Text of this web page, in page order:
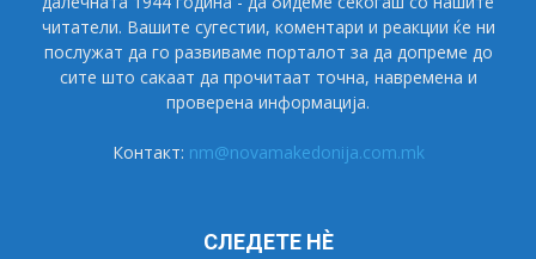
читатели. Вашите сугестии, коментари и реакции ќе ни
послужат да го развиваме порталот за да допреме до
сите што сакаат да прочитаат точна, навремена и
проверена информација.
Контакт: nm@novamakedonija.com.mk
СЛЕДЕТЕ НÈ